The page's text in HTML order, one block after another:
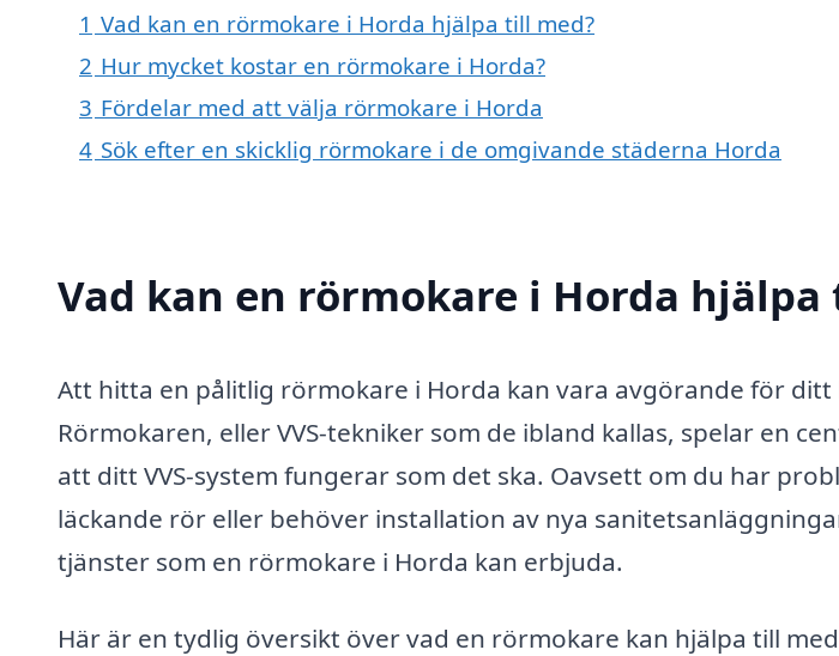
1 Vad kan en rörmokare i Horda hjälpa till med?
2 Hur mycket kostar en rörmokare i Horda?
3 Fördelar med att välja rörmokare i Horda
4 Sök efter en skicklig rörmokare i de omgivande städerna Horda
Vad kan en rörmokare i Horda hjälpa
Att hitta en pålitlig rörmokare i Horda kan vara avgörande för
Rörmokaren, eller VVS-tekniker som de ibland kallas, spelar en
att ditt VVS-system fungerar som det ska. Oavsett om du har
läckande rör eller behöver installation av nya
tjänster som en rörmokare i Horda kan erbjuda.
Här är en tydlig översikt över vad en rörmokare kan hjälpa till